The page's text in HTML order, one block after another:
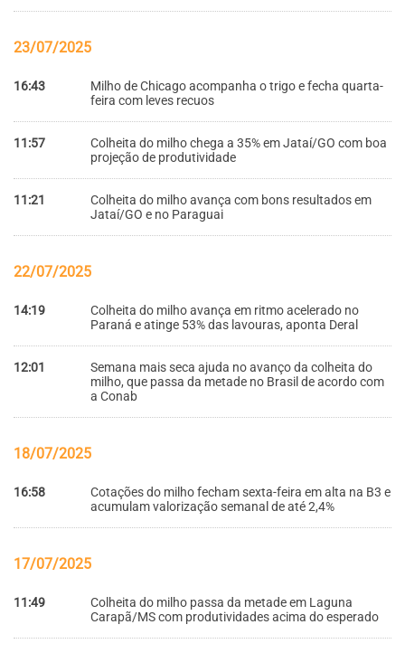
23/07/2025
16:43
Milho de Chicago acompanha o trigo e fecha quarta-
feira com leves recuos
11:57
Colheita do milho chega a 35% em Jataí/GO com boa
projeção de produtividade
11:21
Colheita do milho avança com bons resultados em
Jataí/GO e no Paraguai
22/07/2025
14:19
Colheita do milho avança em ritmo acelerado no
Paraná e atinge 53% das lavouras, aponta Deral
12:01
Semana mais seca ajuda no avanço da colheita do
milho, que passa da metade no Brasil de acordo com
a Conab
18/07/2025
16:58
Cotações do milho fecham sexta-feira em alta na B3 e
acumulam valorização semanal de até 2,4%
17/07/2025
11:49
Colheita do milho passa da metade em Laguna
Carapã/MS com produtividades acima do esperado